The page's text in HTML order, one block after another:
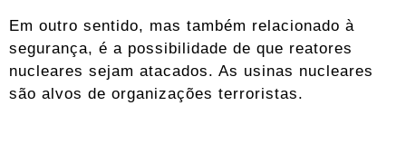
Em outro sentido, mas também relacionado à
segurança, é a possibilidade de que reatores
nucleares sejam atacados. As usinas nucleares
são alvos de organizações terroristas.